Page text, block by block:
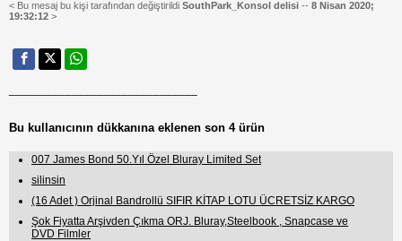
< Bu mesaj bu kişi tarafından değiştirildi SouthPark_Konsol delisi -- 8 Nisan 2020;
19:32:12 >
Bu kullanıcının dükkanına eklenen son 4 ürün
007 James Bond 50.Yıl Özel Bluray Limited Set
silinsin
(16 Adet ) Orjinal Bandrollü SIFIR KİTAP LOTU ÜCRETSİZ KARGO
Şok Fiyatta Arşivden Çıkma ORJ. Bluray,Steelbook , Snapcase ve
DVD Filmler